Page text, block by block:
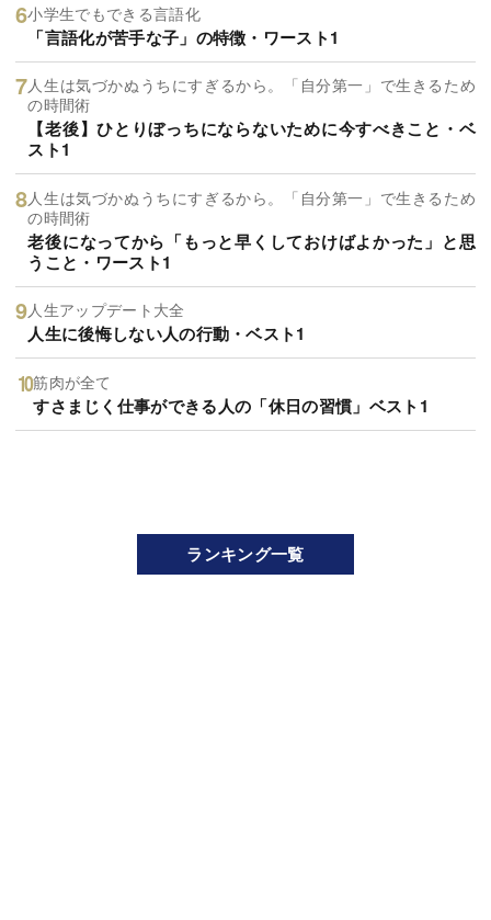
小学生でもできる言語化
「言語化が苦手な子」の特徴・ワースト1
人生は気づかぬうちにすぎるから。「自分第一」で生きるため
の時間術
【老後】ひとりぼっちにならないために今すべきこと・ベ
スト1
人生は気づかぬうちにすぎるから。「自分第一」で生きるため
の時間術
老後になってから「もっと早くしておけばよかった」と思
うこと・ワースト1
人生アップデート大全
人生に後悔しない人の行動・ベスト1
筋肉が全て
すさまじく仕事ができる人の「休日の習慣」ベスト1
ランキング一覧